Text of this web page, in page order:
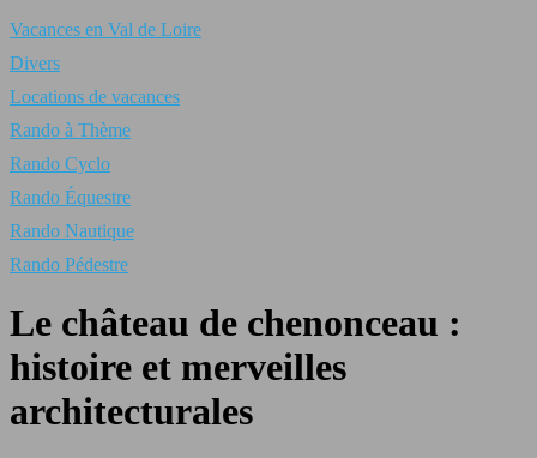
Vacances en Val de Loire
Divers
Locations de vacances
Rando à Thème
Rando Cyclo
Rando Équestre
Rando Nautique
Rando Pédestre
Le château de chenonceau :
histoire et merveilles
architecturales